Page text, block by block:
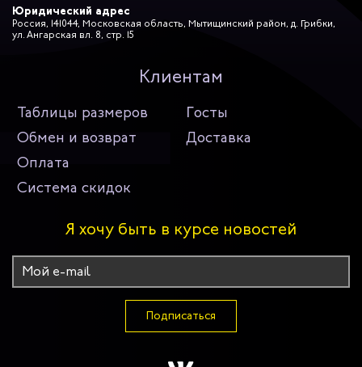
Юридический адрес
Россия, 141044, Московская область, Мытищинский район, д. Грибки,
ул. Ангарская вл. 8, стр. 15
Клиентам
Таблицы размеров
Госты
Обмен и возврат
Доставка
Оплата
Система скидок
Я хочу быть в курсе новостей
Подписаться